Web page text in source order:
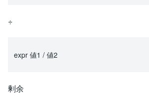
÷
expr 値1 / 値2
剰余